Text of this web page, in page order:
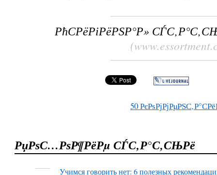
РћСРёРіРёРЅР°Р»
50
РџРѕС…РѕР¶РёРµ СЃС‚Р°С‚СЊРё
Учимся говорить нет: 6 полезных